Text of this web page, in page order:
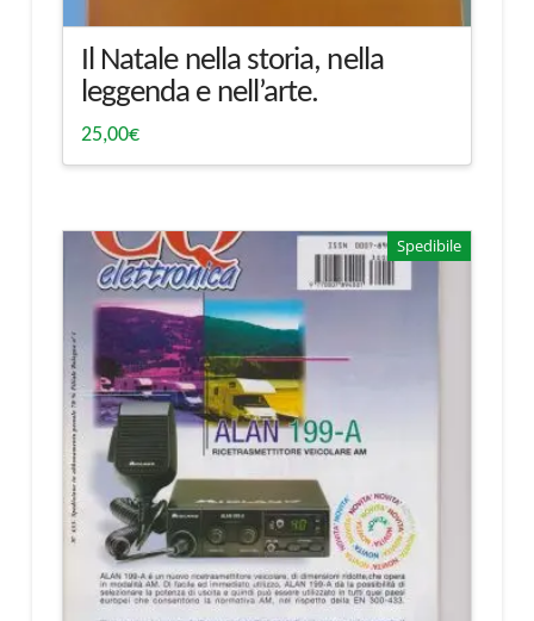
Il Natale nella storia, nella
leggenda e nell’arte.
25,00€
Spedibile